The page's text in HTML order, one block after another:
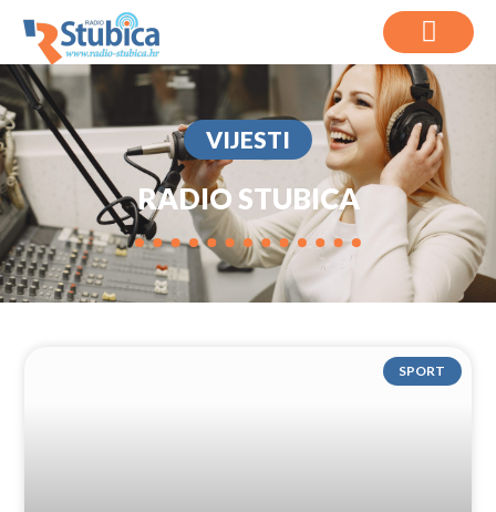
VIJESTI
RADIO STUBICA
SPORT